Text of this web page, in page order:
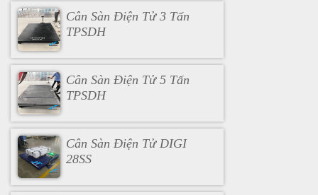
Cân Sàn Điện Tử 3 Tấn
TPSDH
Cân Sàn Điện Tử 5 Tấn
TPSDH
Cân Sàn Điện Tử DIGI
28SS